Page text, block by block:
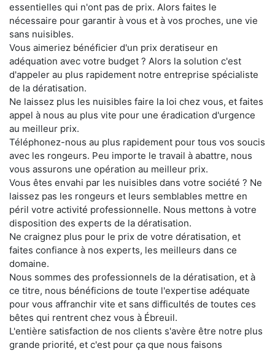
essentielles qui n'ont pas de prix. Alors faites le
nécessaire pour garantir à vous et à vos proches, une vie
sans nuisibles.
Vous aimeriez bénéficier d'un prix deratiseur en
adéquation avec votre budget ? Alors la solution c'est
d'appeler au plus rapidement notre entreprise spécialiste
de la dératisation.
Ne laissez plus les nuisibles faire la loi chez vous, et faites
appel à nous au plus vite pour une éradication d'urgence
au meilleur prix.
Téléphonez-nous au plus rapidement pour tous vos soucis
avec les rongeurs. Peu importe le travail à abattre, nous
vous assurons une opération au meilleur prix.
Vous êtes envahi par les nuisibles dans votre société ? Ne
laissez pas les rongeurs et leurs semblables mettre en
péril votre activité professionnelle. Nous mettons à votre
disposition des experts de la dératisation.
Ne craignez plus pour le prix de votre dératisation, et
faites confiance à nos experts, les meilleurs dans ce
domaine.
Nous sommes des professionnels de la dératisation, et à
ce titre, nous bénéficions de toute l'expertise adéquate
pour vous affranchir vite et sans difficultés de toutes ces
bêtes qui rentrent chez vous à Ébreuil.
L'entière satisfaction de nos clients s'avère être notre plus
grande priorité, et c'est pour ça que nous faisons